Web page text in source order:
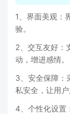
1、界面美观：
验。
2、交互友好：
动，增进感情。
3、安全保障：
私安全，让用户
4、个性化设置